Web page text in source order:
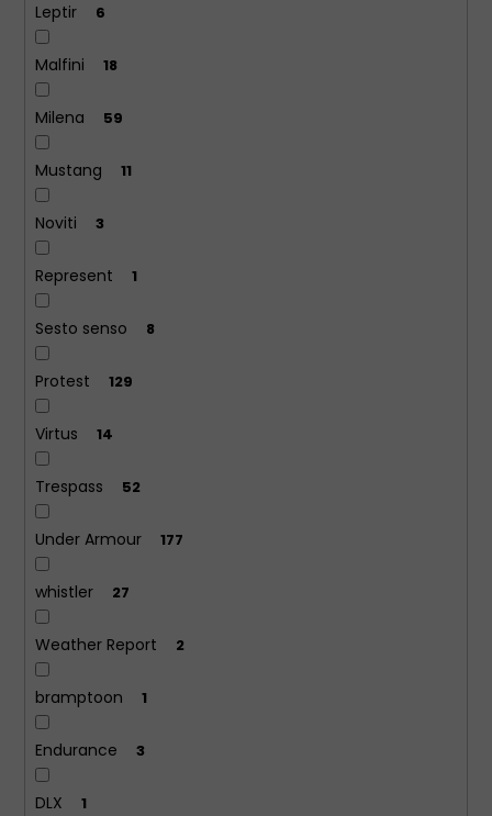
Leptir 6
Malfini 18
Milena 59
Mustang 11
Noviti 3
Represent 1
Sesto senso 8
Protest 129
Virtus 14
Trespass 52
Under Armour 177
whistler 27
Weather Report 2
bramptoon 1
Endurance 3
DLX 1